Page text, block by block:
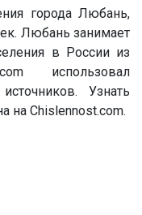
города Любань,
Любань занимает
в России из
использовал
Узнать
на Chislennost.com.